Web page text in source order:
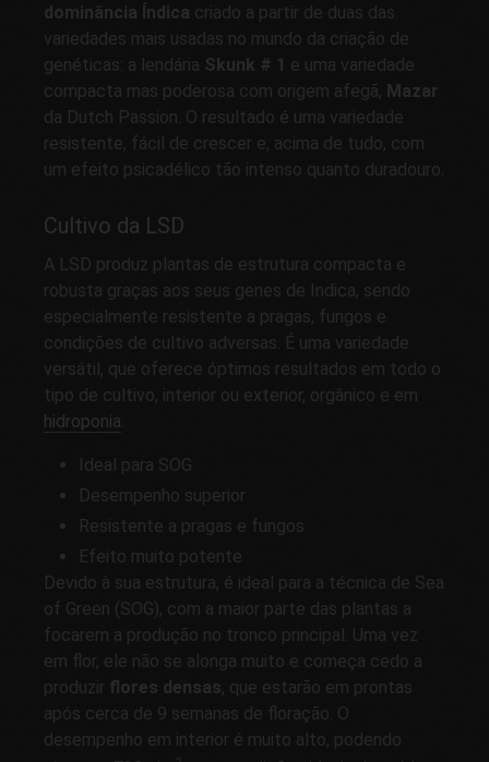
dominância Índica criado a partir de duas das
variedades mais usadas no mundo da criação de
genéticas: a lendária Skunk # 1 e uma variedade
compacta mas poderosa com origem afegã, Mazar
da Dutch Passion. O resultado é uma variedade
resistente, fácil de crescer e, acima de tudo, com
um efeito psicadélico tão intenso quanto duradouro.
Cultivo da LSD
A LSD produz plantas de estrutura compacta e
robusta graças aos seus genes de Indica, sendo
especialmente resistente a pragas, fungos e
condições de cultivo adversas. É uma variedade
versátil, que oferece óptimos resultados em todo o
tipo de cultivo, interior ou exterior, orgânico e em
hidroponia.
Ideal para SOG
Desempenho superior
Resistente a pragas e fungos
Efeito muito potente
Devido à sua estrutura, é ideal para a técnica de Sea
of Green (SOG), com a maior parte das plantas a
focarem a produção no tronco principal. Uma vez
em flor, ele não se alonga muito e começa cedo a
produzir flores densas, que estarão em prontas
após cerca de 9 semanas de floração. O
desempenho em interior é muito alto, podendo